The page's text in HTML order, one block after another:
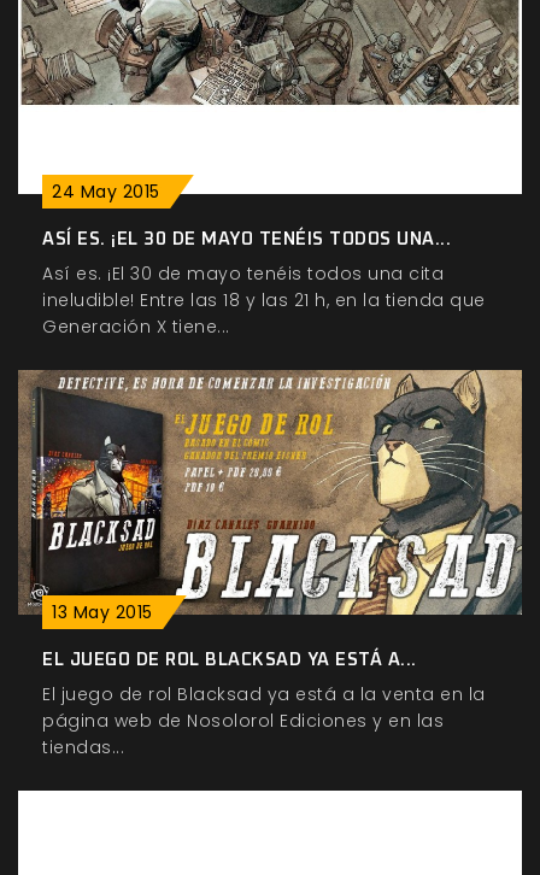
24 May 2015
ASÍ ES. ¡EL 30 DE MAYO TENÉIS TODOS UNA...
Así es. ¡El 30 de mayo tenéis todos una cita
ineludible! Entre las 18 y las 21 h, en la tienda que
Generación X tiene...
13 May 2015
EL JUEGO DE ROL BLACKSAD YA ESTÁ A...
El juego de rol Blacksad ya está a la venta en la
página web de Nosolorol Ediciones y en las
tiendas...